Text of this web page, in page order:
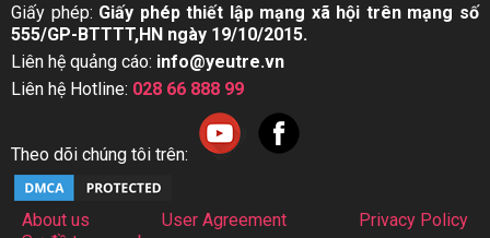
Giấy phép: Giấy phép thiết lập mạng xã hội trên mạng số
555/GP-BTTTT,HN ngày 19/10/2015.
Liên hệ quảng cáo: info@yeutre.vn
Liên hệ Hotline: 028 66 888 99
Theo dõi chúng tôi trên:
About us User Agreement
Privacy Policy